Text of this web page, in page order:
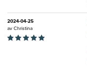
2024-04-25
av Christina